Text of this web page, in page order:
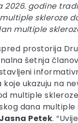
2026. godine
skleroze
multiple
prostorija
šetnja
ukazuju na
multiple
dana
Jasna Petek.